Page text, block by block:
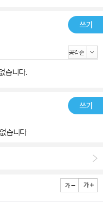
고 사회적 폐쇄가 이루어지면
극적인 복지정책이 필요하다.
외된 도시빈민이 늘어나면서
일어나고 있다. 중국은 시장
을 겪고 있다. 또한 도시화와
동권, 교육권, 사회보험 등에
쓰기
습니다.
쓰기
습니다